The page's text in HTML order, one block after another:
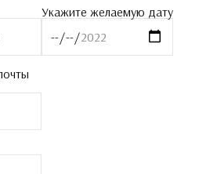
Укажите желаемую дату